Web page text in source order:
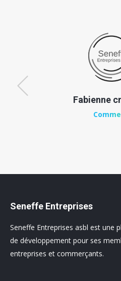
Fabienne
Seneffe Entreprises
Seneffe Entreprises asbl est une
de développement pour ses
entreprises et commerçants.